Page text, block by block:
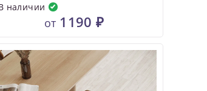
наличии
от 1190 ₽